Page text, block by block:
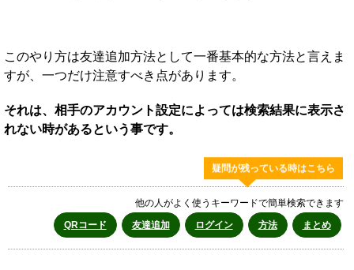
このやり方は友達追加方法として一番基本的な方法と言えま
すが、一つだけ注意すべき点があります。
それは、相手のアカウント設定によっては検索結果に表示さ
れない時があるという事です。
疑問が残っている時はこちら
他の人がよく使うキーワードで簡単検索できます
QRコード
友達追加 ログイン 方法 まとめ